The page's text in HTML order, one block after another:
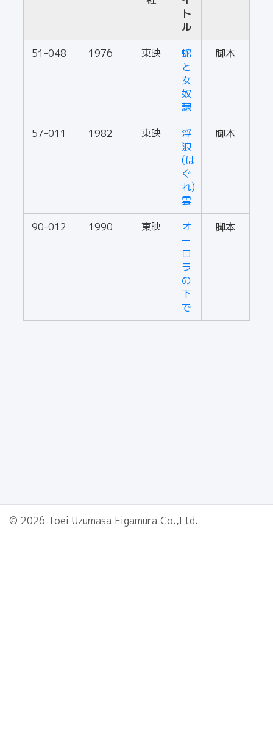
ト
ル
51-048 1976 東映
蛇
と
女
奴
隷
脚本
57-011 1982 東映
浮
浪
(は
ぐ
れ)
雲
脚本
90-012 1990 東映
オ
ー
ロ
ラ
の
下
で
脚本
© 2026 Toei Uzumasa Eigamura Co.,Ltd.